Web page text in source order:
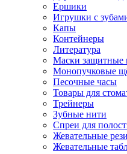
Ершики
Игрушки с
Капы
Контейнеры
Литература
Маски защитные
Монопучковые
Песочные часы
Товары для
Трейнеры
Зубные нити
Спреи для
Жевательные
Жевательные